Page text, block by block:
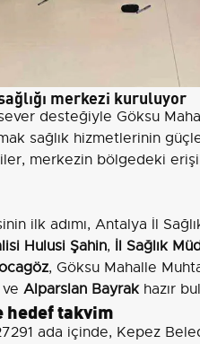
merkezi kuruluyor
desteğiyle Göksu
sağlık hizmetlerinin
merkezin bölgedeki
ilk adımı, Antalya İl
Hulusi Şahin, İl Sağlık
, Göksu Mahalle
Alparslan Bayrakhazır
takvim
ada içinde, Kepez